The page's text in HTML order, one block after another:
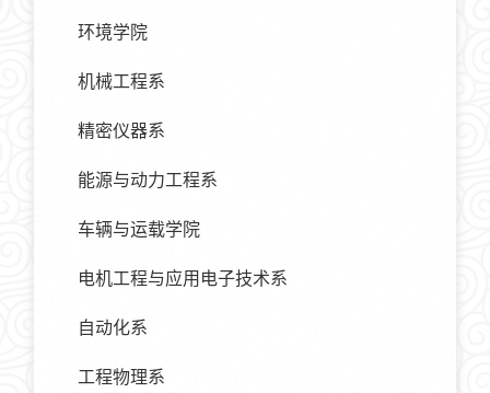
环境学院
机械工程系
精密仪器系
能源与动力工程系
车辆与运载学院
电机工程与应用电子技术系
自动化系
工程物理系